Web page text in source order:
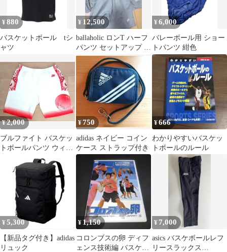
¥880
バスケットボール tシ
ャツ
¥ 12,500
ballaholic ロンT ハーフ
パンツ セットアップ 水
色 M/L
¥6,000
バレーボール用 ショー
トパンツ 紺色
¥2,000
ブルファイト バスケッ
トボールパンツ ウィメ
ンズ Ｍサイズ
¥750
adidas ネイビー コイン
ケース ストラップ付き
¥666
わかりやすいバスケッ
トボールのルール
¥ 5,300
【新品タグ付き】adidas
リュック
¥ 1,150
コロンブスの卵 ディフ
ェンス技術編 バスケッ
¥ 7,000
asics バスケボールレフ
リースラックス